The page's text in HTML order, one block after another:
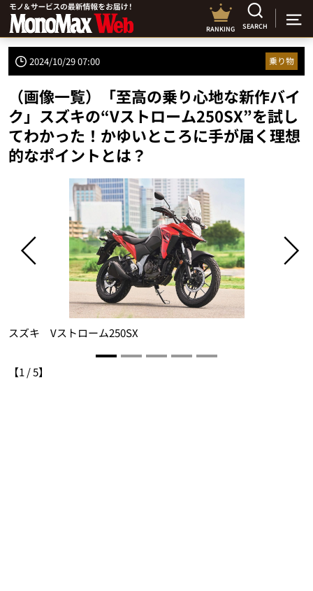
RANKING SEARCH
2024/10/29 07:00 乗り物
（画像一覧）「至高の乗り心地な新作バイ
ク」スズキの“Vストローム250SX”を試し
てわかった！かゆいところに手が届く理想
的なポイントとは？
スズキ Vストローム250SX
【1 /5】